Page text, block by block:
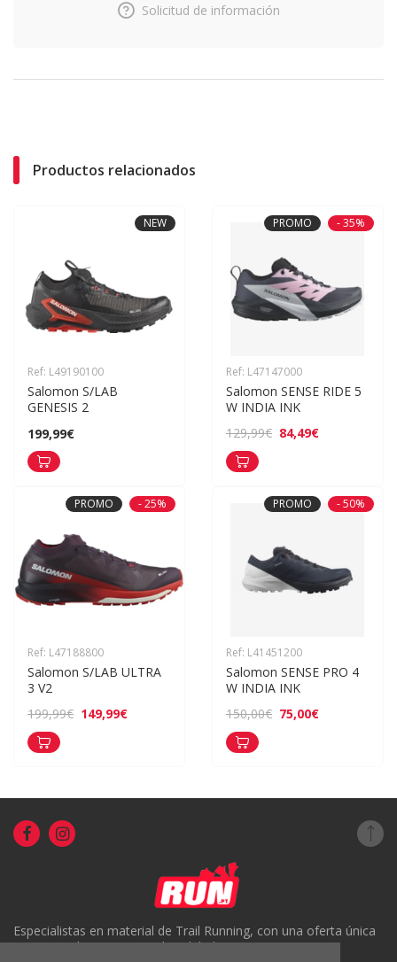
Solicitud de información
Productos relacionados
NEW
Ref: L49190100
Salomon S/LAB
GENESIS 2
199,99€
PROMO - 35%
Ref: L47147000
Salomon SENSE RIDE 5
W INDIA INK
129,99€ 84,49€
PROMO - 25%
Ref: L47188800
Salomon S/LAB ULTRA
3 V2
199,99€ 149,99€
PROMO - 50%
Ref: L41451200
Salomon SENSE PRO 4
W INDIA INK
150,00€ 75,00€
Especialistas en material de Trail Running, con una oferta única
en Portugal y un servicio de calidad.